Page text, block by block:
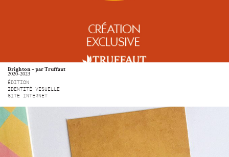
Brighton – par Truffaut
2020-2023
ÉDITION
IDENTITÉ VISUELLE
SITE INTERNET